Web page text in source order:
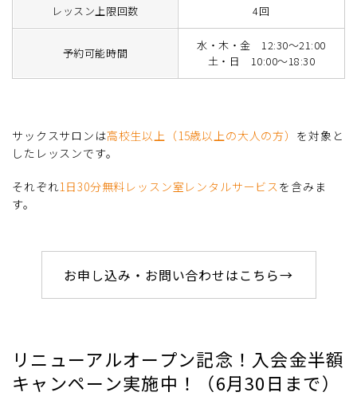
レッスン上限回数 4回
予約可能時間
水・木・金 12:30～21:00
土・日 10:00～18:30
サックスサロンは高校生以上（15歳以上の大人の方） を対象と
したレッスンです。
それぞれ1日30分無料レッスン室レンタルサービス を含みま
す。
お申し込み・お問い合わせはこちら→
リニューアルオープン記念！入会金半額
キャンペーン実施中！（6月30日まで）